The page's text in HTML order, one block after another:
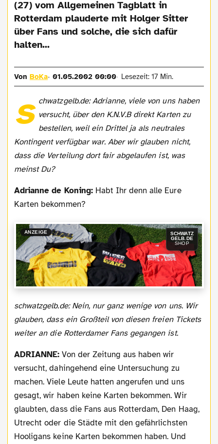
(27) vom Allgemeinen Tagblatt in
Rotterdam plauderte mit Holger Sitter
über Fans und solche, die sich dafür
halten...
VonBoKa 01.05.2002 00:00 Lesezeit: 17 Min.
s chwatzgelb.de: Adrianne, viele von uns haben
versucht, über den K.N.V.B direkt Karten zu
bestellen, weil ein Drittel ja als neutrales
Kontingent verfügbar war. Aber wir glauben nicht,
dass die Verteilung dort fair abgelaufen ist, was
meinst Du?
Adrianne de Koning:Habt Ihr denn alle Eure
Karten bekommen?
ANZEIGE
SCHWATZ
GELB.DE
SHOP
schwatzgelb.de: Nein, nur ganz wenige von uns. Wir
glauben, dass ein Großteil von diesen freien Tickets
weiter an die Rotterdamer Fans gegangen ist.
ADRIANNE:Von der Zeitung aus haben wir
versucht, dahingehend eine Untersuchung zu
machen. Viele Leute hatten angerufen und uns
gesagt, wir haben keine Karten bekommen. Wir
glaubten, dass die Fans aus Rotterdam, Den Haag,
Utrecht oder die Städte mit den gefährlichsten
Hooligans keine Karten bekommen haben. Und